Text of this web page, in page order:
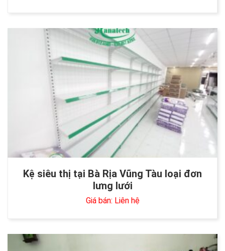
Kệ siêu thị tại Bà Rịa Vũng Tàu loại đơn
lưng lưới
Giá bán: Liên hệ